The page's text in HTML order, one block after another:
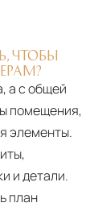
ЧТОБЫ
а с общей
помещения,
элементы.
и детали.
план